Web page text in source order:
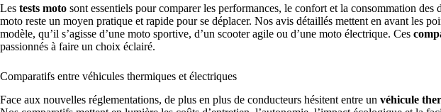
Les tests moto sont essentiels pour comparer les performances, le confort et la consommation des
moto reste un moyen pratique et rapide pour se déplacer. Nos avis détaillés mettent en avant les
modèle, qu’il s’agisse d’une moto sportive, d’un scooter agile ou d’une moto électrique. Ces
passionnés à faire un choix éclairé.
Comparatifs entre véhicules thermiques et électriques
Face aux nouvelles réglementations, de plus en plus de conducteurs hésitent entre un véhicule